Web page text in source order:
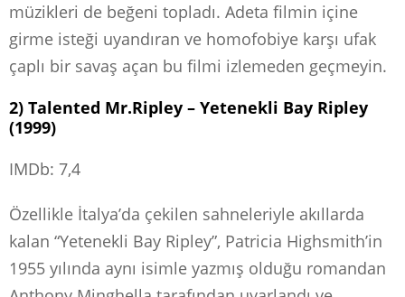
müzikleri de beğeni topladı. Adeta filmin içine
girme isteği uyandıran ve homofobiye karşı ufak
çaplı bir savaş açan bu filmi izlemeden geçmeyin.
2) Talented Mr.Ripley – Yetenekli Bay Ripley
(1999)
IMDb: 7,4
Özellikle İtalya’da çekilen sahneleriyle akıllarda
kalan “Yetenekli Bay Ripley”, Patricia Highsmith’in
1955 yılında aynı isimle yazmış olduğu romandan